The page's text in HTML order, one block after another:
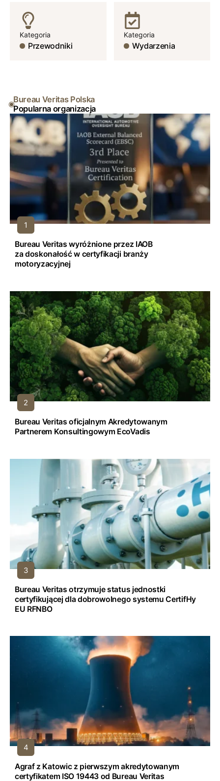
Kategoria
Przewodniki
Kategoria
Wydarzenia
Popularna organizacja
Bureau Veritas Polska
Bureau Veritas wyróżnione przez IAOB
za doskonałość w certyfikacji branży
motoryzacyjnej
Bureau Veritas oficjalnym Akredytowanym
Partnerem Konsultingowym EcoVadis
Bureau Veritas otrzymuje status jednostki
certyfikującej dla dobrowolnego systemu CertifHy
EU RFNBO
Agraf z Katowic z pierwszym akredytowanym
certyfikatem ISO 19443 od Bureau Veritas